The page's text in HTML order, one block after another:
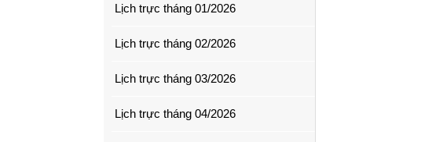
Lịch trực tháng 01/2026
Lịch trực tháng 02/2026
Lịch trực tháng 03/2026
Lịch trực tháng 04/2026